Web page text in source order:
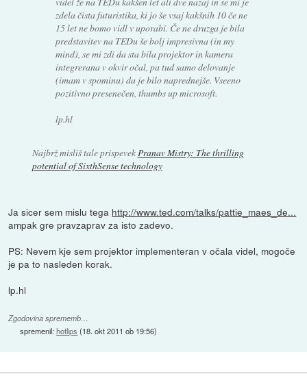
zdela čista futuristika, ki jo še vsaj kakšnih 10 če ne
15 let ne bomo vidl v uporabi. Če ne druzga je bila
predstavitev na TEDu še bolj impresivna (in my
mind), se mi zdi da sta bila projektor in kamera
integrerana v okvir očal, pa tud samo delovanje
(imam v spominu) da je bilo naprednejše. Vseeno
pozitivno presenečen, thumbs up microsoft.
lp.hl
Najbrž misliš tale prispevek Pranav Mistry: The thrilling
potential of SixthSense technology
Ja sicer sem mislu tega http://www.ted.com/talks/pattie_maes_de...
ampak gre pravzaprav za isto zadevo.
PS: Nevem kje sem projektor implementeran v očala videl, mogoče
je pa to nasleden korak.
lp.hl
Zgodovina sprememb…
spremenil:hotlips (18. okt 2011 ob 19:56)